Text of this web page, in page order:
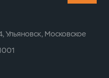
Ульяновск, Московское